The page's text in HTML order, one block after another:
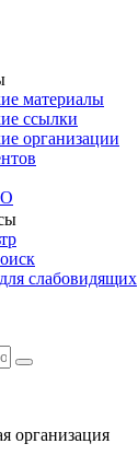
материалы
ссылки
организации
слабовидящих
организация